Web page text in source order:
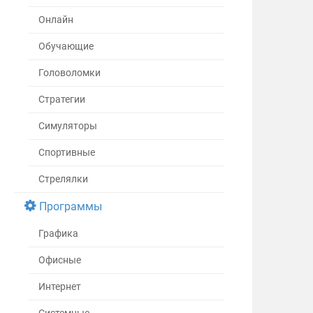
Онлайн
Обучающие
Головоломки
Стратегии
Симуляторы
Спортивные
Стрелялки
Программы
Графика
Офисные
Интернет